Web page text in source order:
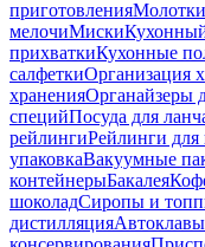
приготовленияМолотки
мелочиМиски
прихваткиКухонные
салфеткиОрганизация
храненияОрганайзеры
специйПосуда для
рейлингиРейлинги для
упаковкаВакуумные
контейнерыБакалея
шоколадСиропы и
дистилляция